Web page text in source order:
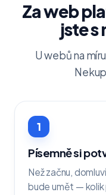
Za web
jste s
U webů na
1
Písemně si
Než začnu,
bude umět —